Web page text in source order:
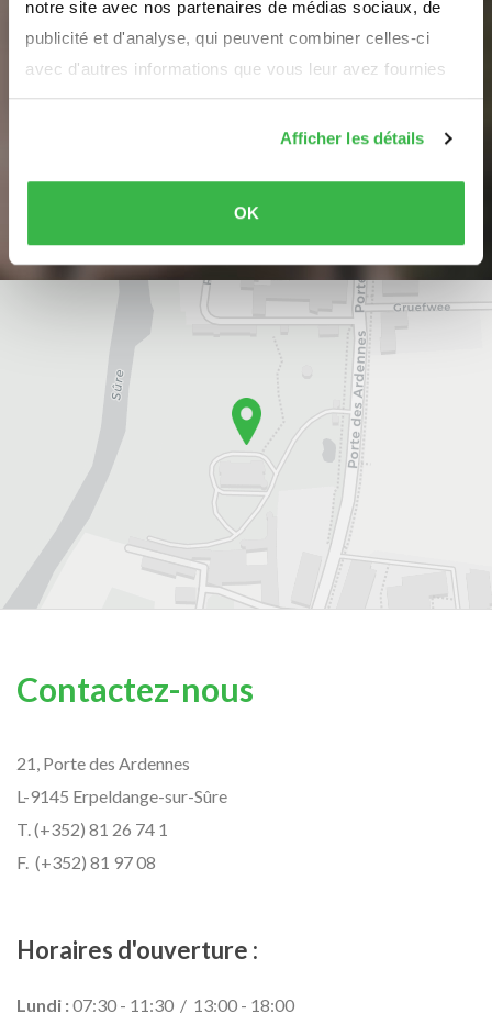
notre site avec nos partenaires de médias sociaux, de
publicité et d'analyse, qui peuvent combiner celles-ci
avec d'autres informations que vous leur avez fournies
ou qu'ils ont collectées lors de votre utilisation de leurs
Afficher les détails
OK
Votre adresse e-mail
Contactez-nous
21, Porte des Ardennes
L-9145 Erpeldange-sur-Sûre
T. (+352) 81 26 74 1
F. (+352) 81 97 08
Horaires d'ouverture :
Lundi :07:30 - 11:30 / 13:00 - 18:00